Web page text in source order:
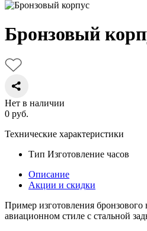
Бронзовый
Нет в наличии
0 руб.
Технические характеристики
Тип Изготовление часов
Описание
Акции и скидки
Пример изготовления бронзового
авиационном стиле с стальной